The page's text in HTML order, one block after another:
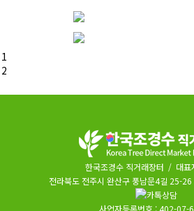
1
2
한국조경수 직거래장터 / 대표
전라북도 전주시 완산구 풍남문4길 25-
사업자등록번호 : 402-07-